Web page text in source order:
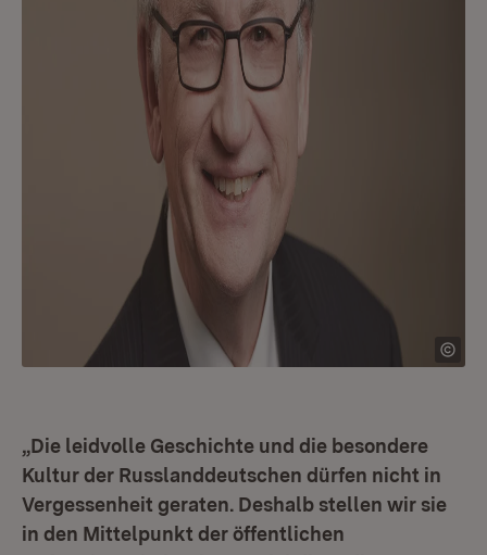
„Die leidvolle Geschichte und die besondere
Kultur der Russlanddeutschen dürfen nicht in
Vergessenheit geraten. Deshalb stellen wir sie
in den Mittelpunkt der öffentlichen